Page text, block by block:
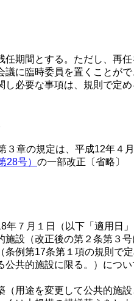
期間とする。ただし、再任
に臨時委員を置くことがで
必要な事項は、規則で定め
章の規定は、平成12年４月
号） の一部改正〔省略〕
７月１日（以下「適用日
設（改正後の第２条第３
例第17条第１項の規則
共的施設に限る。）につい
用途を変更して公共的施